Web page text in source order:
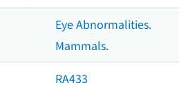
Eye Abnormalities.
Mammals.
RA433